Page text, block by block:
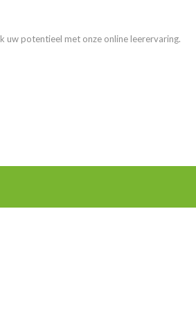
uw potentieel met onze online leerervaring.